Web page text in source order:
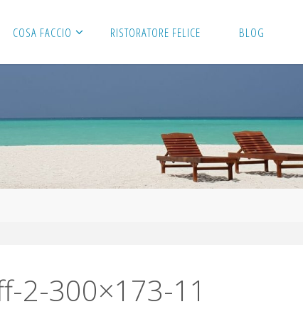
COSA FACCIO RISTORATORE FELICE BLOG
2-300×173-11